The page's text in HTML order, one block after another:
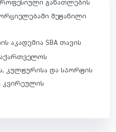
განათლების
შეტანილი
აკადემია SBA თავის
კულტურისა და სპორტის
კვირეულის